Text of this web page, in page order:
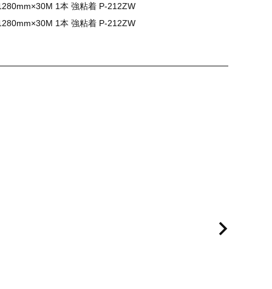
1本 強粘着 P-212ZW
1本 強粘着 P-212ZW